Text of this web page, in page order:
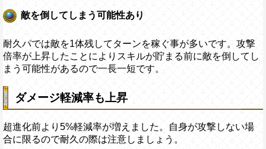
敵を倒してしまう可能性あり
耐久パでは敵を1体残してターンを稼ぐ事が多いです。攻撃
倍率が上昇したことによりスキルが貯まる前に敵を倒してし
まう可能性があるので一長一短です。
ダメージ軽減率も上昇
超進化前より5%軽減率が増えました。自身が攻撃しない場
合に限るので耐久の際は注意しましょう。